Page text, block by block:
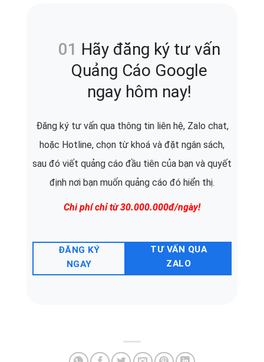
Hãy đăng ký tư vấn
Quảng Cáo Google
ngay hôm nay!
Đăng ký tư vấn qua thông tin liên hệ, Zalo chat,
hoặc Hotline, chọn từ khoá và đặt ngân sách,
sau đó viết quảng cáo đầu tiên của bạn và quyết
định nơi bạn muốn quảng cáo đó hiển thị.
Chi phí chỉ từ 30.000.000đ/ngày!
ĐĂNG KÝ
NGAY
TƯ VẤN QUA
ZALO